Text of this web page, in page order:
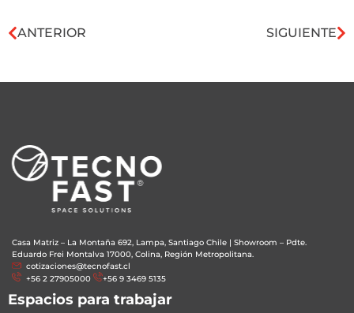
ANTERIOR SIGUIENTE
Casa Matriz – La Montaña 692, Lampa, Santiago Chile | Showroom – Pdte.
Eduardo Frei Montalva 17000, Colina, Región Metropolitana.
cotizaciones@tecnofast.cl
+56 2 27905000
+56 9 3469 5135
Espacios para trabajar